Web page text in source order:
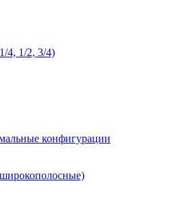
4, 1/2, 3/4)
конфигурации